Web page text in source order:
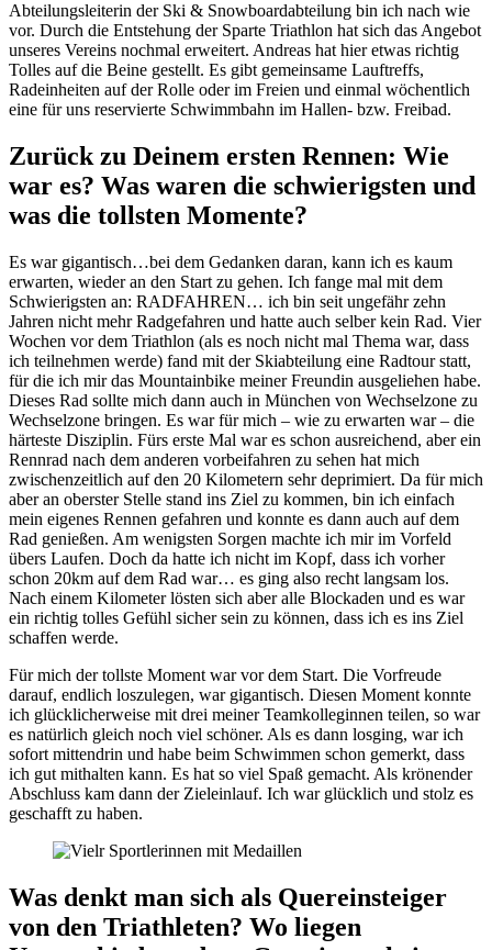
Abteilungsleiterin der Ski & Snowboardabteilung bin ich nach wie
vor. Durch die Entstehung der Sparte Triathlon hat sich das Angebot
unseres Vereins nochmal erweitert. Andreas hat hier etwas richtig
Tolles auf die Beine gestellt. Es gibt gemeinsame Lauftreffs,
Radeinheiten auf der Rolle oder im Freien und einmal wöchentlich
eine für uns reservierte Schwimmbahn im Hallen- bzw. Freibad.
Zurück zu Deinem ersten Rennen: Wie
war es? Was waren die schwierigsten und
was die tollsten Momente?
Es war gigantisch…bei dem Gedanken daran, kann ich es kaum
erwarten, wieder an den Start zu gehen. Ich fange mal mit dem
Schwierigsten an: RADFAHREN… ich bin seit ungefähr zehn
Jahren nicht mehr Radgefahren und hatte auch selber kein Rad. Vier
Wochen vor dem Triathlon (als es noch nicht mal Thema war, dass
ich teilnehmen werde) fand mit der Skiabteilung eine Radtour statt,
für die ich mir das Mountainbike meiner Freundin ausgeliehen habe.
Dieses Rad sollte mich dann auch in München von Wechselzone zu
Wechselzone bringen. Es war für mich – wie zu erwarten war – die
härteste Disziplin. Fürs erste Mal war es schon ausreichend, aber ein
Rennrad nach dem anderen vorbeifahren zu sehen hat mich
zwischenzeitlich auf den 20 Kilometern sehr deprimiert. Da für mich
aber an oberster Stelle stand ins Ziel zu kommen, bin ich einfach
mein eigenes Rennen gefahren und konnte es dann auch auf dem
Rad genießen. Am wenigsten Sorgen machte ich mir im Vorfeld
übers Laufen. Doch da hatte ich nicht im Kopf, dass ich vorher
schon 20km auf dem Rad war… es ging also recht langsam los.
Nach einem Kilometer lösten sich aber alle Blockaden und es war
ein richtig tolles Gefühl sicher sein zu können, dass ich es ins Ziel
schaffen werde.
Für mich der tollste Moment war vor dem Start. Die Vorfreude
darauf, endlich loszulegen, war gigantisch. Diesen Moment konnte
ich glücklicherweise mit drei meiner Teamkolleginnen teilen, so war
es natürlich gleich noch viel schöner. Als es dann losging, war ich
sofort mittendrin und habe beim Schwimmen schon gemerkt, dass
ich gut mithalten kann. Es hat so viel Spaß gemacht. Als krönender
Abschluss kam dann der Zieleinlauf. Ich war glücklich und stolz es
geschafft zu haben.
Was denkt man sich als Quereinsteiger
von den Triathleten? Wo liegen